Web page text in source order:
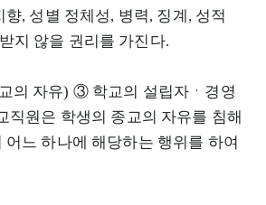
향, 성별 정체성, 병력, 징계, 성적
지 않을 권리를 가진다.
의 자유) ③ 학교의 설립자ㆍ경영
직원은 학생의 종교의 자유를 침해
어느 하나에 해당하는 행위를 하여